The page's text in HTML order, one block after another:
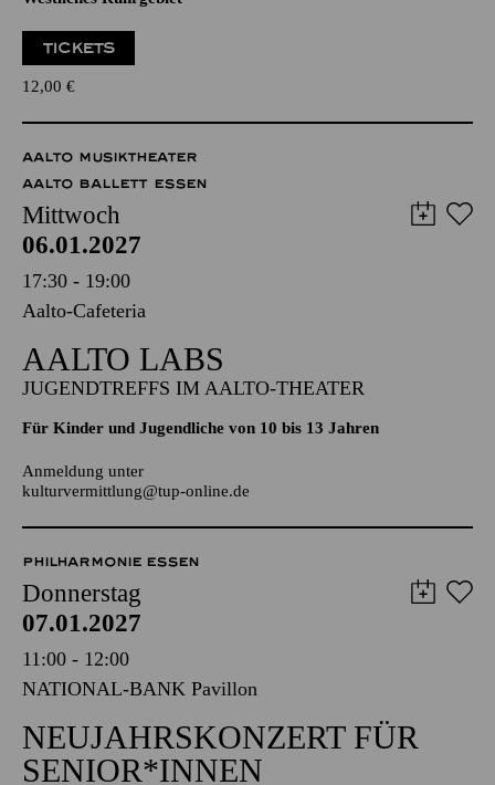
dem Regionalbüro Alter, Pflege und Demenz Region
Westliches Ruhrgebiet
12,00€
AALTO MUSIKTHEATER
AALTO BALLETT ESSEN
Mittwoch
06.01.2027
17:30 - 19:00
Aalto-Cafeteria
AALTO LABS
Für Kinder und Jugendliche von 10 bis 13 Jahren
kulturvermittlung@tup-online.de
PHILHARMONIE ESSEN
Donnerstag
07.01.2027
11:00 - 12:00
NATIONAL-BANK Pavillon